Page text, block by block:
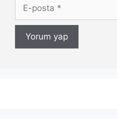
posta